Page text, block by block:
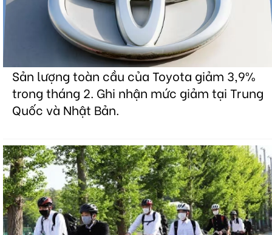
Sản lượng toàn cầu của Toyota giảm 3,9%
trong tháng 2. Ghi nhận mức giảm tại Trung
Quốc và Nhật Bản.